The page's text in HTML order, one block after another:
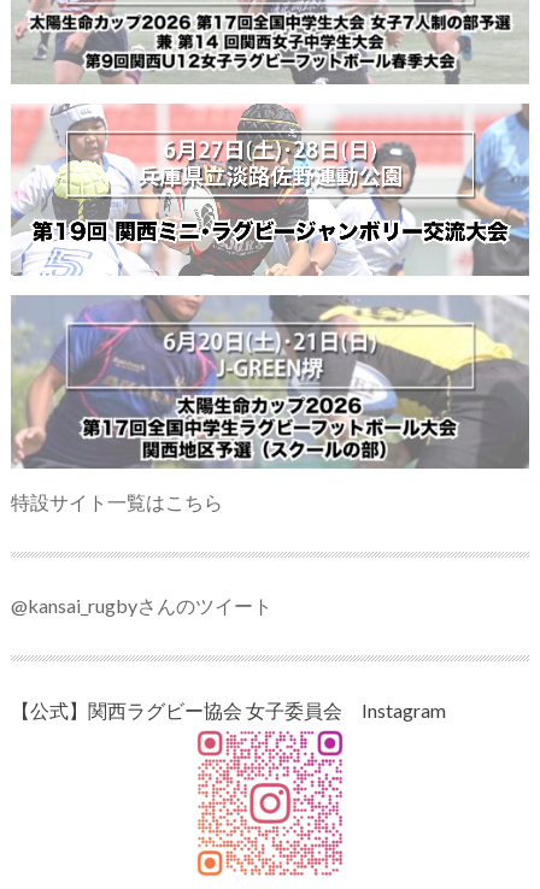
特設サイト一覧はこちら
@kansai_rugbyさんのツイート
【公式】関西ラグビー協会 女子委員会 Instagram